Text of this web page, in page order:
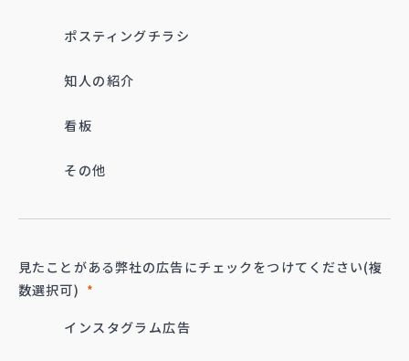
ポスティングチラシ
知人の紹介
看板
その他
見たことがある弊社の広告にチェックをつけてください(複
数選択可) *
インスタグラム広告